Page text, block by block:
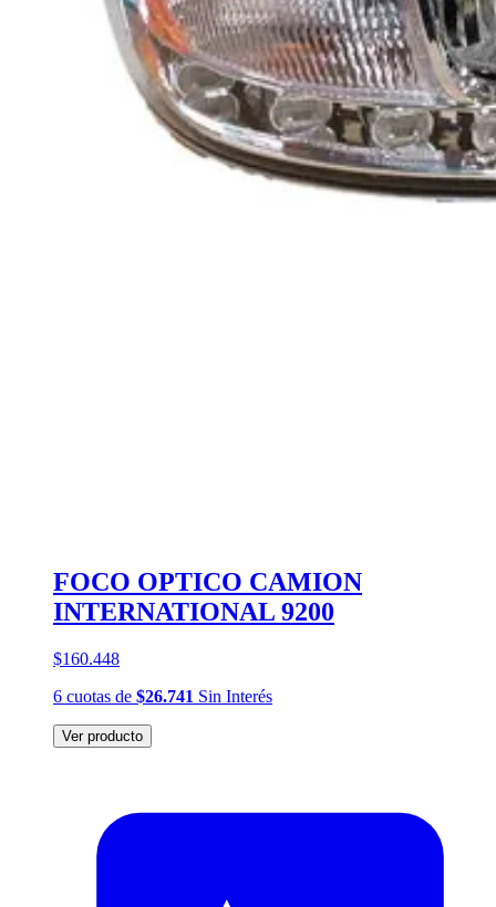
FOCO OPTICO CAMION
INTERNATIONAL 9200
$160.448
6 cuotas de $26.741 Sin Interés
Ver producto